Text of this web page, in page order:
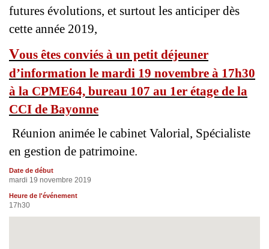
futures évolutions, et surtout les anticiper dès
cette année 2019,
Vous êtes conviés à un petit déjeuner
d’information le mardi 19 novembre à 17h30
à la CPME64, bureau 107 au 1er étage de la
CCI de Bayonne
Réunion animée le cabinet Valorial, Spécialiste
en gestion de patrimoine.
Date de début
mardi 19 novembre 2019
Heure de l'événement
17h30